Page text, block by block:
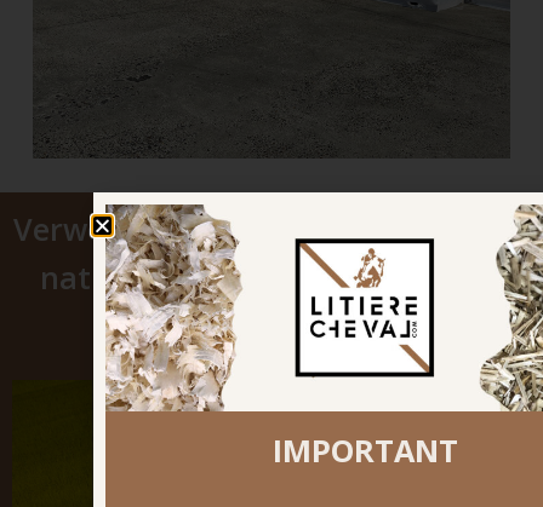
Verwenden Sie Linabox, bringt eine
natürliche Lösung direkt in Ihre
IMPORTANT